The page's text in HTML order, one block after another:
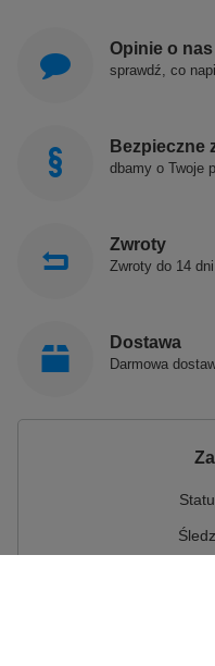
Opinie o nas
sprawdź, co
Bezpieczne
dbamy o Twoje
Zwroty
Zwroty do 14 dni
Dostawa
Darmowa